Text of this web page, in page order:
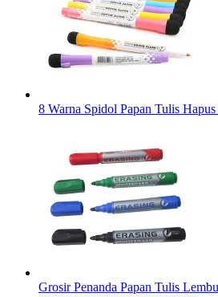
8 Warna Spidol Papan Tulis
Grosir Penanda Papan Tulis